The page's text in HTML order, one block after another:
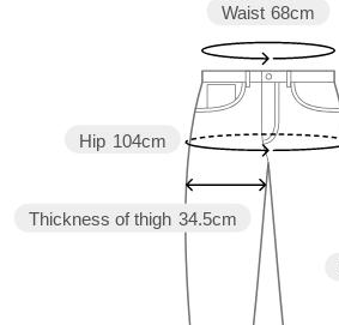
Thickness of thigh 34.5cm
Hip 104cm
Waist 68cm